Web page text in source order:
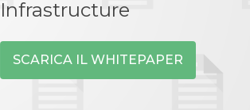
Infrastructure
SCARICA IL WHITEPAPER